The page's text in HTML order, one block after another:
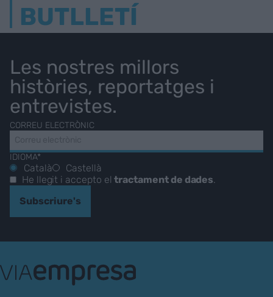
BUTLLETÍ
Les nostres millors
històries, reportatges i
entrevistes.
CORREU ELECTRÒNIC
IDIOMA*
Català
Castellà
He llegit i accepto eltractament de dades
Subscriure's